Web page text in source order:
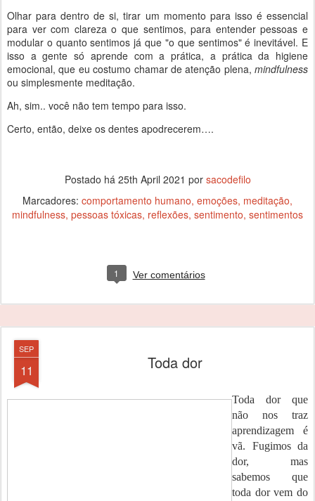
Olhar para dentro de si, tirar um momento para isso é essencial
para ver com clareza o que sentimos, para entender pessoas e
modular o quanto sentimos já que "o que sentimos" é inevitável. E
isso a gente só aprende com a prática, a prática da higiene
emocional, que eu costumo chamar de atenção plena, mindfulness
ou simplesmente meditação.
Ah, sim.. você não tem tempo para isso.
Certo, então, deixe os dentes apodrecerem….
Postado há 25th April 2021 por sacodefilo
Marcadores: comportamento humano emoções meditação
mindfulness pessoas tóxicas reflexões sentimento sentimentos
1 Ver comentários
SEP
11 Toda dor
Toda dor que
não nos traz
aprendizagem é
vã. Fugimos da
dor, mas
sabemos que
toda dor vem do